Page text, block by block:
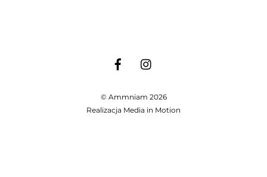
© Ammniam 2026
Realizacja Media in Motion